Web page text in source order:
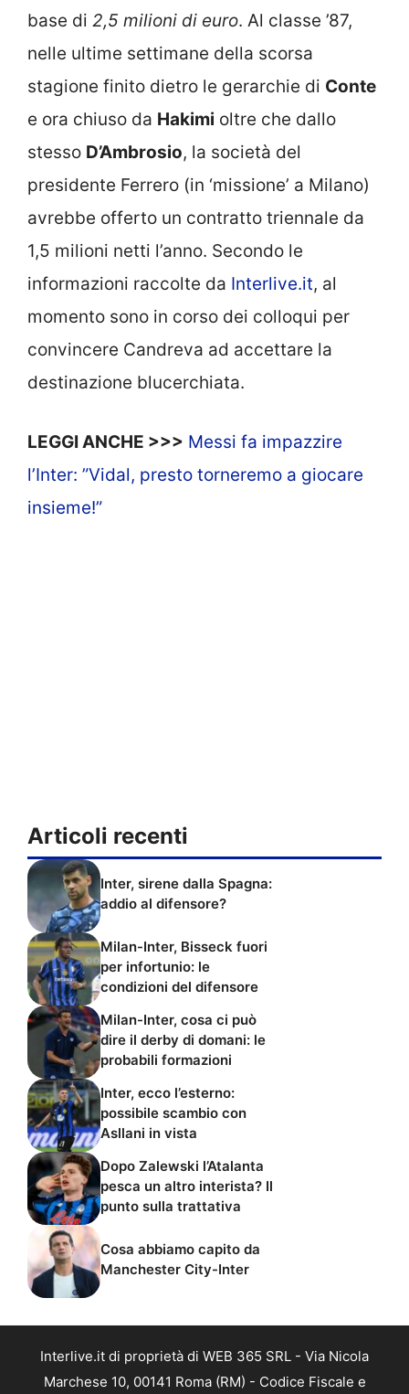
base di 2,5 milioni di euro. Al classe ’87,
nelle ultime settimane della scorsa
stagione finito dietro le gerarchie di Conte
e ora chiuso da Hakimi oltre che dallo
stesso D’Ambrosio, la società del
presidente Ferrero (in ‘missione’ a Milano)
avrebbe offerto un contratto triennale da
1,5 milioni netti l’anno. Secondo le
informazioni raccolte da Interlive.it, al
momento sono in corso dei colloqui per
convincere Candreva ad accettare la
destinazione blucerchiata.
LEGGI ANCHE >>> Messi fa impazzire
l’Inter: ”Vidal, presto torneremo a giocare
insieme!”
Articoli recenti
Inter, sirene dalla Spagna:
addio al difensore?
Milan-Inter, Bisseck fuori
per infortunio: le
condizioni del difensore
Milan-Inter, cosa ci può
dire il derby di domani: le
probabili formazioni
Inter, ecco l’esterno:
possibile scambio con
Asllani in vista
Dopo Zalewski l’Atalanta
pesca un altro interista? Il
punto sulla trattativa
Cosa abbiamo capito da
Manchester City-Inter
Interlive.it di proprietà di WEB 365 SRL - Via Nicola
Marchese 10, 00141 Roma (RM) - Codice Fiscale e